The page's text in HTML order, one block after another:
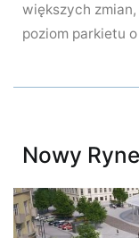
większych
poziom parkietu
Nowy